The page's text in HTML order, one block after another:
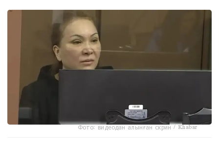
Фото: видеодан алынған скрин / Khabar